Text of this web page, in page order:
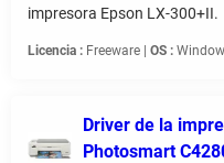
impresora Epson LX-300+II.
Licencia : Freeware | OS :
Driver de la
Photosmart